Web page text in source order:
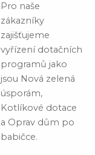
Pro naše
zákazníky
zajišťujeme
vyřízení dotačních
programů jako
jsou Nová zelená
úsporám,
Kotlíkové dotace
a Oprav dům po
babičce.